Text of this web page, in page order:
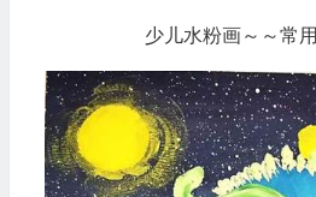
少儿水粉画～～常